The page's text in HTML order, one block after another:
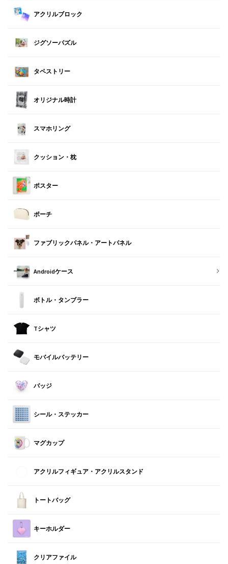
アクリルブロック
ジグソーパズル
タペストリー
オリジナル時計
スマホリング
クッション・枕
ポスター
ポーチ
ファブリックパネル・アートパネル
Androidケース
ボトル・タンブラー
Tシャツ
モバイルバッテリー
バッジ
シール・ステッカー
マグカップ
アクリルフィギュア・アクリルスタンド
トートバッグ
キーホルダー
クリアファイル